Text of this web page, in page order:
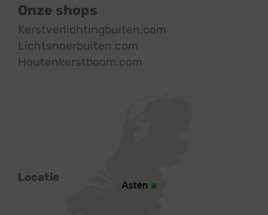
Onze shops
Kerstverlichtingbuiten.com
Lichtsnoerbuiten.com
Houtenkerstboom.com
Locatie